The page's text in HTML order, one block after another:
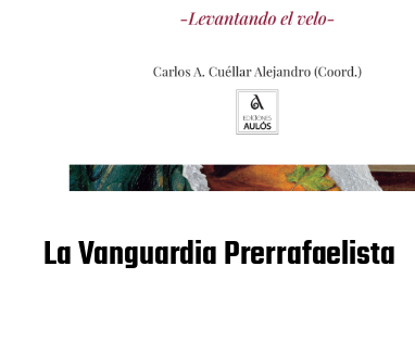
La Vanguardia Prerrafaelista